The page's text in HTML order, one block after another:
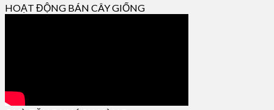
HOẠT ĐỘNG BÁN CÂY GIỐNG